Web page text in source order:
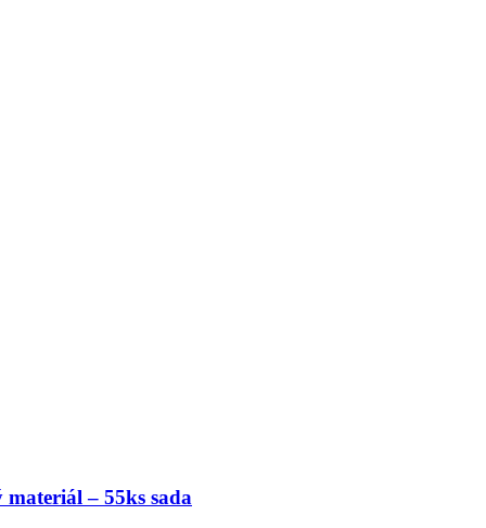
materiál – 55ks sada